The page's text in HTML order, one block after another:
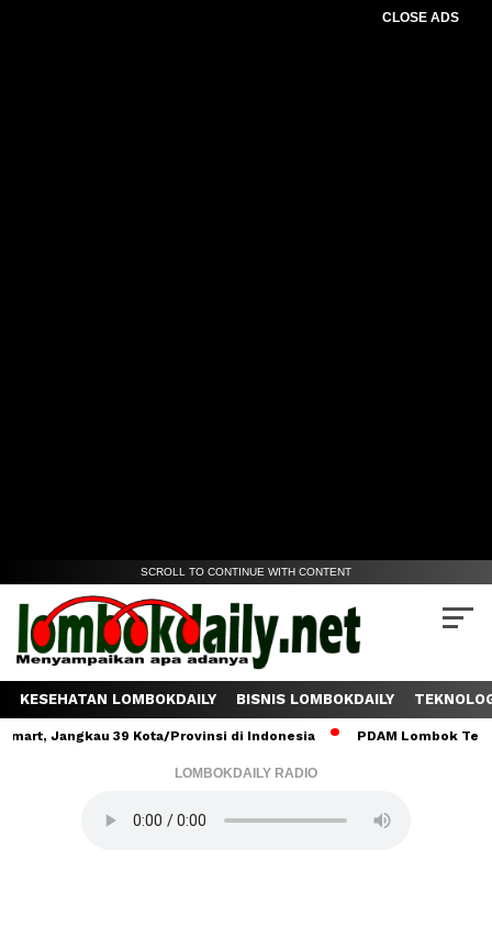
CLOSE ADS
SCROLL TO CONTINUE WITH CONTENT
KESEHATAN LOMBOKDAILY BISNIS LOMBOKDAILY
39 Kota/Provinsi di Indonesia PDAM Lombok Tengah
LOMBOKDAILY RADIO